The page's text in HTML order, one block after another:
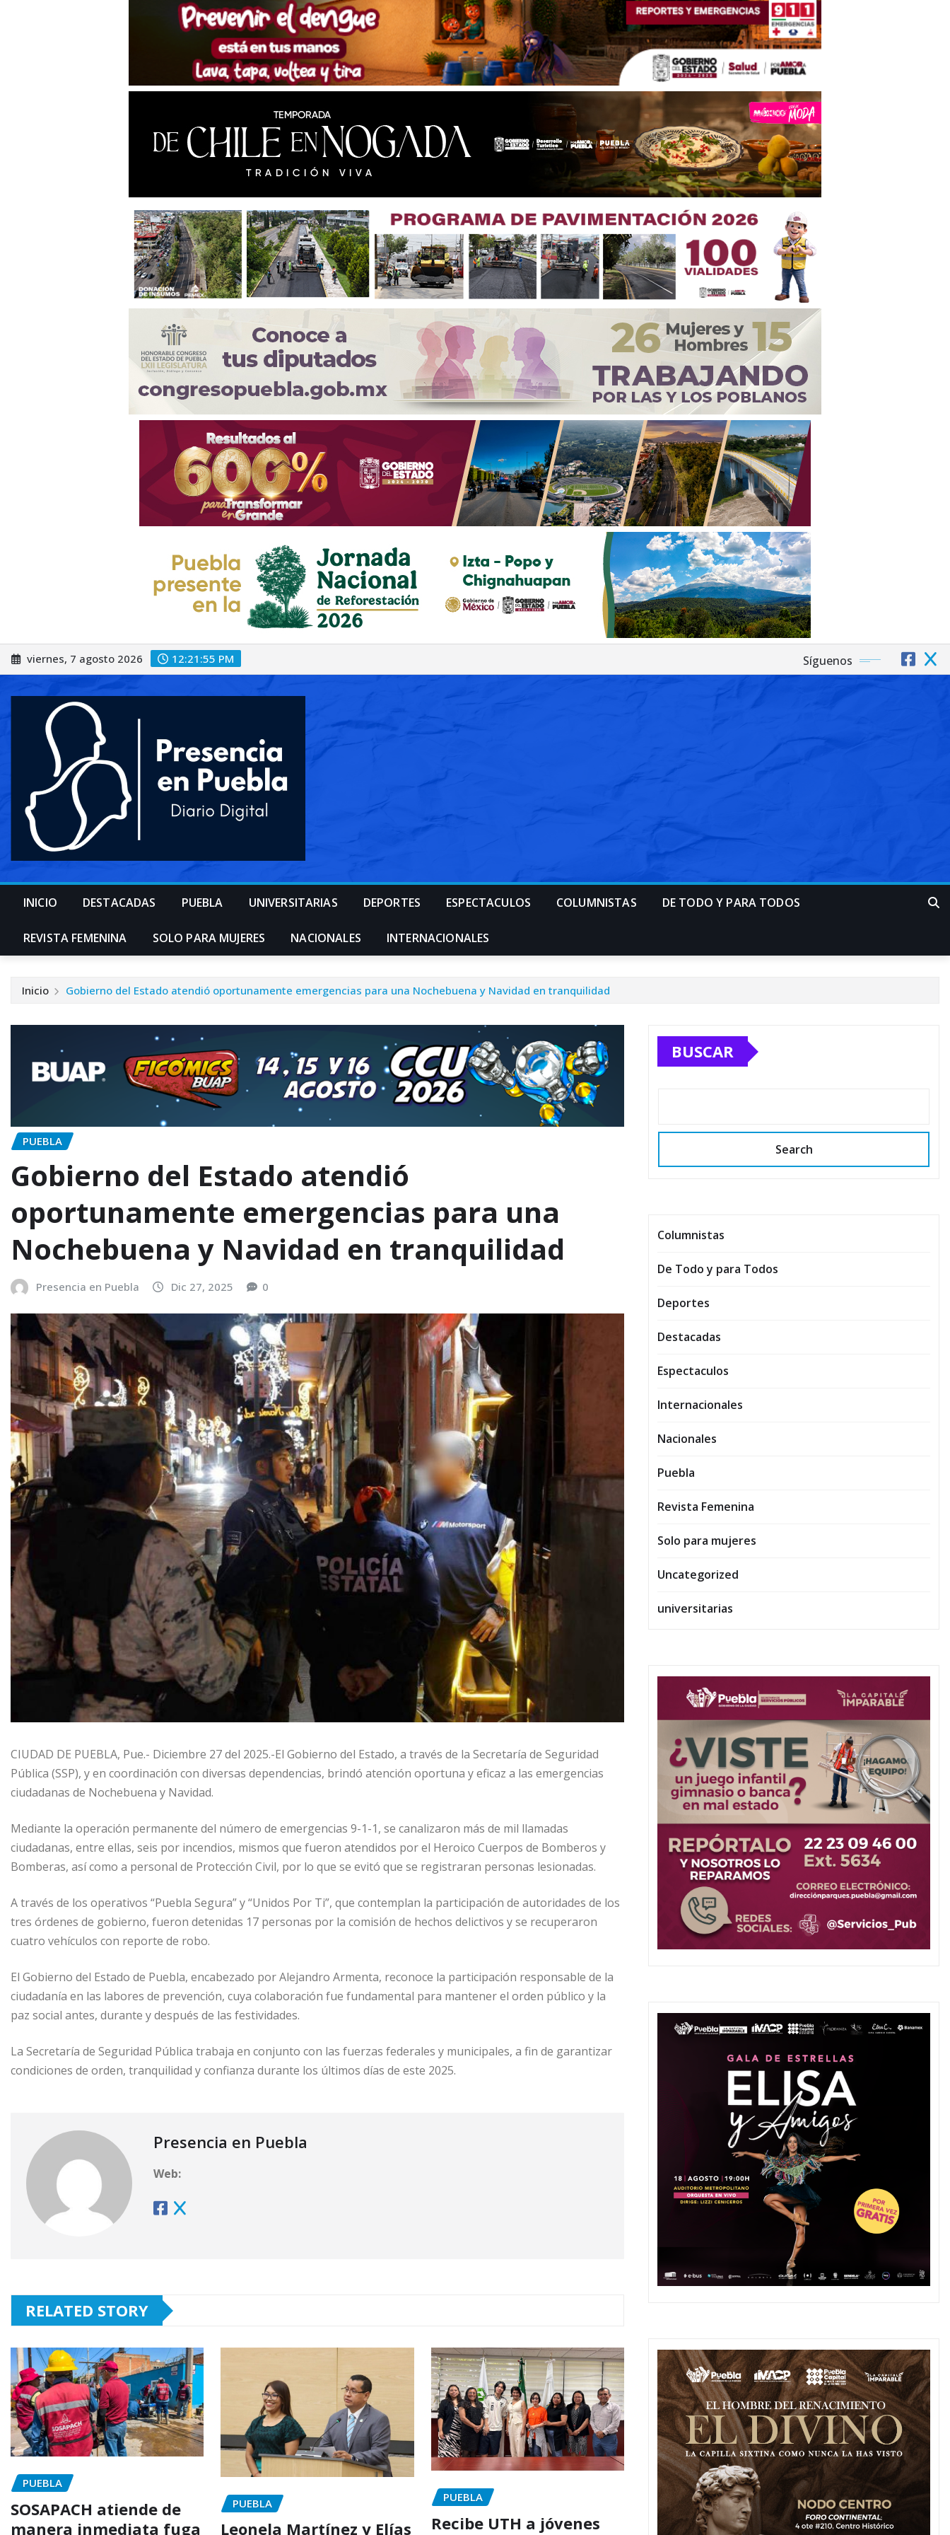
Saltar
al
viernes, 7 agosto 2026 12:21:57 PM Síguenos
INICIO DESTACADAS PUEBLA UNIVERSITARIAS DEPORTES ESPECTACULOS COLUMNISTAS DE TODO Y PARA TODOS
REVISTA FEMENINA SOLO PARA MUJERES NACIONALES INTERNACIONALES
Inicio Gobierno del Estado atendió oportunamente emergencias para una Nochebuena y Navidad en tranquilidad
PUEBLA
Gobierno del Estado atendió
oportunamente emergencias para una
Nochebuena y Navidad en tranquilidad
Presencia en Puebla Dic 27, 2025 0
CIUDAD DE PUEBLA, Pue.- Diciembre 27 del 2025.-El Gobierno del Estado, a través de la Secretaría de Seguridad
Pública (SSP), y en coordinación con diversas dependencias, brindó atención oportuna y eficaz a las emergencias
ciudadanas de Nochebuena y Navidad.
Mediante la operación permanente del número de emergencias 9-1-1, se canalizaron más de mil llamadas
ciudadanas, entre ellas, seis por incendios, mismos que fueron atendidos por el Heroico Cuerpos de Bomberos y
Bomberas, así como a personal de Protección Civil, por lo que se evitó que se registraran personas lesionadas.
A través de los operativos “Puebla Segura” y “Unidos Por Ti”, que contemplan la participación de autoridades de los
tres órdenes de gobierno, fueron detenidas 17 personas por la comisión de hechos delictivos y se recuperaron
cuatro vehículos con reporte de robo.
El Gobierno del Estado de Puebla, encabezado por Alejandro Armenta, reconoce la participación responsable de la
ciudadanía en las labores de prevención, cuya colaboración fue fundamental para mantener el orden público y la
paz social antes, durante y después de las festividades.
La Secretaría de Seguridad Pública trabaja en conjunto con las fuerzas federales y municipales, a fin de garantizar
condiciones de orden, tranquilidad y confianza durante los últimos días de este 2025.
Presencia en Puebla
Web:
RELATED STORY
PUEBLA
SOSAPACH atiende de
manera inmediata fuga
PUEBLA
Leonela Martínez y Elías
PUEBLA
Recibe UTH a jóvenes
BUSCAR
Search
Columnistas
De Todo y para Todos
Deportes
Destacadas
Espectaculos
Internacionales
Nacionales
Puebla
Revista Femenina
Solo para mujeres
Uncategorized
universitarias